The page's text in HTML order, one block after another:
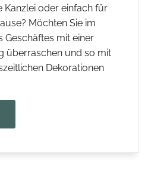
Kanzlei oder einfach für
Möchten Sie im
Geschäftes mit einer
überraschen und so mit
Dekorationen